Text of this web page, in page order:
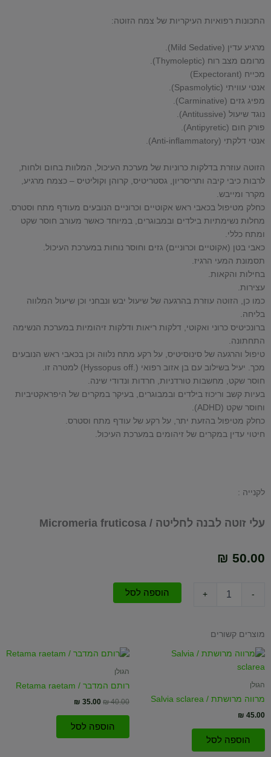
התכונות רפואיות העיקריות של צמח הזוטה:
מרגיע עדין (Mild Sedative).
מרומם מצב רוח (Thymoleptic).
מכייח (Expectorant)
אנטי עוויתי (Spasmolytic).
מפיג גזים (Carminative).
נוגד שיעול (Antitussive).
פורק חום (Antipyretic).
אנטי דלקתי (Anti-inflammatory).
הזוטה עוזרת בדלקות כרוניות של מערכת העיכול, המלוות בחום ולחות,
לרבות כיבי קיבה ותריסריון, גסטריטיס, קרוהן וקוליטיס – כצמח מרגיע,
מקרר ומייבש.
כחלק מטיפול בכאבי ראש אקוטיים וכרוניים הנובעים מעודף מתח וסטרס.
מחלות נשימתיות בילדים ובמבוגרים, במיוחד כאשר מעורב חוסר שקט
ומתח כללי.
כאבי בטן (אקוטיים וכרוניים) גזים וחוסר נוחות במערכת העיכול.
תסמונת המעי הרגיז.
בחילות והקאות.
עצירות.
כמו כן, הזוטה עוזרת בהרגעה של שיעול יבש ונבחני וכן שיעול המלווה
בליחה.
ברונכיטיס כרוני ואקוטי, דלקות ריאות ודלקות זיהומיות במערכת הנשימה
התחתונה.
טיפול והרגעה של סינוסיטיס, על רקע מתח נלווה וכן בכאבי ראש הנובעים
מכך. יעיל בשילוב עם בן אזוב רפואי (.Hyssopus off) למטרה זו.
חוסר שקט, מחשבות טורדניות, חרדות ונדודי שינה.
בעיות קשב וריכוז בילדים ובמבוגרים, בעיקר במקרים של היפראקטיביות
וחוסר שקט (ADHD).
כחלק מטיפול בהזעת יתר, על רקע של עודף מתח וסטרס.
חיטוי עדין במקרים של זיהומים במערכת העיכול.
לקנייה :
עלי זוטה לבנה לחליטה / Micromeria fruticosa
₪ 50.00
-
לבנה
לחליטה
Micromeria
fruticosa
+ הוספה לסל
מוצרים קשורים
הגולן
מרווה מרושתת / Salvia sclarea
₪ 45.00
הוספה לסל
הגולן
רותם המדבר / Retama raetam
₪40.00
המחיר
₪ 35.00
המחיר
הוספה לסל